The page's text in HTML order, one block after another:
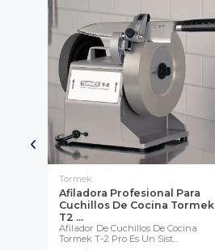
Tormek
Afiladora Profesional Para
Cuchillos De Cocina Tormek
T2 ...
Afilador De Cuchillos De Cocina
Tormek T-2 Pro Es Un Sist...